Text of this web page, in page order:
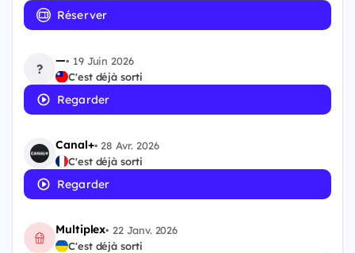
Réserver
?
—• 19 Juin 2026
C'est déjà sorti
Regarder
Canal+• 28 Avr. 2026
C'est déjà sorti
Regarder
Multiplex• 22 Janv. 2026
C'est déjà sorti